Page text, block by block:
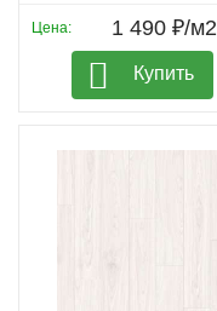
Цена: 1 490 ₽/м2
Купить